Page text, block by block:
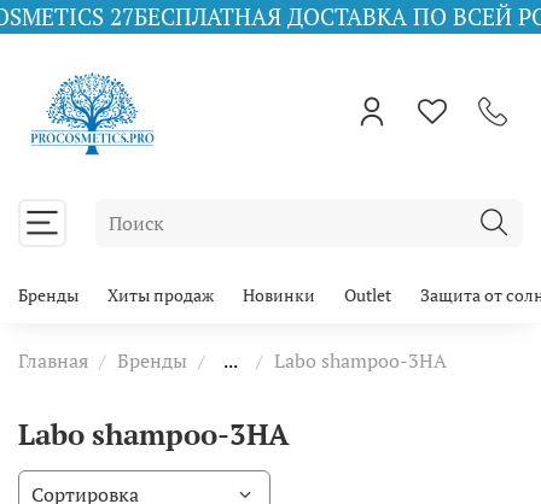
27 БЕСПЛАТНАЯ ДОСТАВКА ПО ВСЕЙ
Бренды Хиты продаж Новинки Outlet Защита от
Главная Бренды ... Labo shampoo-3HA
Labo shampoo-3HA